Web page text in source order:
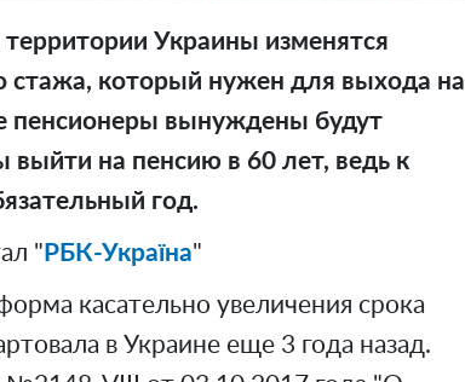
Украины изменятся
стажа, который нужен для выхода на
пенсионеры вынуждены будут
выйти на пенсию в 60 лет, ведь к
год.
" РБК-Україна"
касательно увеличения срока
в Украине еще 3 года назад.